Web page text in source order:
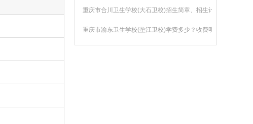
重庆市合川卫生学校(大石卫校)招生简章、招生计划
重庆市渝东卫生学校(垫江卫校)学费多少？收费明细